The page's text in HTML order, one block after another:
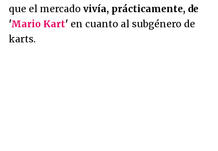
que el mercado vivía, prácticamente, de
'Mario Kart' en cuanto al subgénero de
karts.